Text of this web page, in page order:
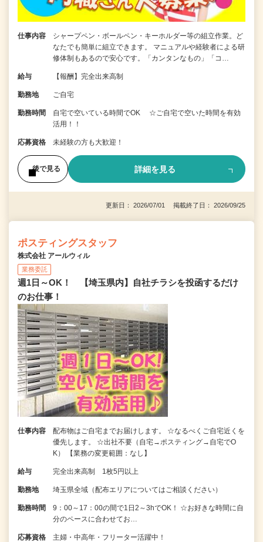
仕事内容
シャープペン・ボールペン・キーホルダー等の組立作業。ど
なたでも簡単に組立できます。 マニュアルや経験者による研
修体制もあるので安心です。「カンタンなもの」「コ…
給与 【報酬】完全出来高制
勤務地 ご自宅
勤務時間
自宅で空いている時間でOK ☆ご自宅で空いた時間を有効
活用！！
応募資格 未経験の方も大歓迎！
後で見る 詳細を見る
更新日： 2026/07/01 掲載終了日： 2026/09/25
ポスティングスタッフ
株式会社 アールウィル
業務委託
週1日～OK！ 【埼玉県内】自社チラシを投函するだけ
のお仕事！
仕事内容
配布物はご自宅までお届けします。 ☆なるべくご自宅近くを
優先します。 ☆出社不要（自宅→ポスティング→自宅でO
K） 【業務の変更範囲：なし】
給与 完全出来高制 1枚5円以上
勤務地 埼玉県全域（配布エリアについてはご相談ください）
勤務時間
9：00～17：00の間で1日2～3hでOK！ ☆お好きな時間に自
分のペースに合わせてお…
応募資格 主婦・中高年・フリーター活躍中！